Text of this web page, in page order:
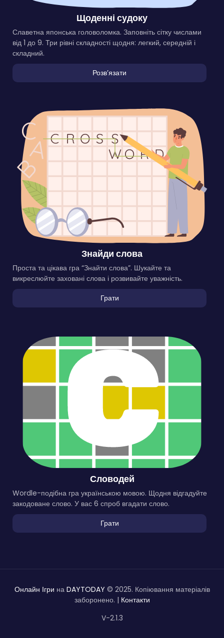
Щоденні судоку
Славетна японська головоломка. Заповніть сітку числами
від 1 до 9. Три рівні складності щодня: легкий, середній і
складний.
Розвʼязати
Знайди слова
Проста та цікава гра “Знайти слова”. Шукайте та
викреслюйте заховані слова і розвивайте уважність.
Грати
Словодей
Wordle-подібна гра українською мовою. Щодня відгадуйте
закодоване слово. У вас 6 спроб вгадати слово.
Грати
Онлайн Ігри на DAYTODAY © 2025. Копіювання матеріалів
заборонено. | Контакти
V-2.1.3